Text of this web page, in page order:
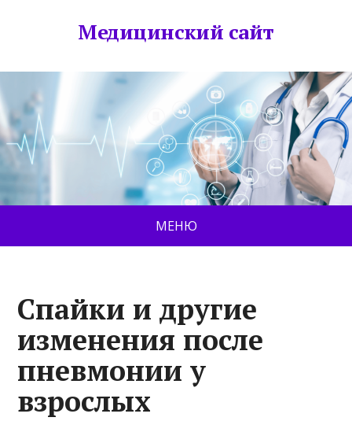
Медицинский сайт
МЕНЮ
Спайки и другие
изменения после
пневмонии у
взрослых